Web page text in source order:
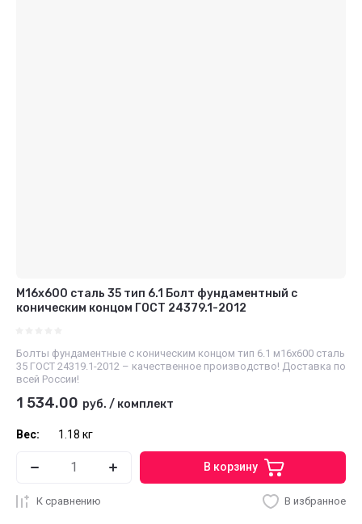
М16х600 сталь 35 тип 6.1 Болт фундаментный с
коническим концом ГОСТ 24379.1-2012
Болты фундаментные с коническим концом тип 6.1 м16х600 сталь
35 ГОСТ 24319.1-2012 – качественное производство! Доставка по
всей России!
1 534.00 руб. / комплект
Вес: 1.18 кг
В корзину
К сравнению В избранное